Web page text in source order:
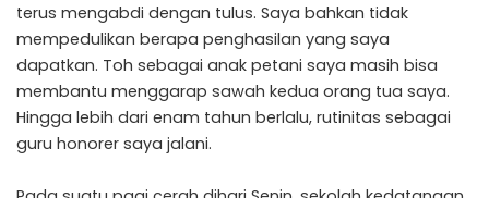
terus mengabdi dengan tulus. Saya bahkan tidak
mempedulikan berapa penghasilan yang saya
dapatkan. Toh sebagai anak petani saya masih bisa
membantu menggarap sawah kedua orang tua saya.
Hingga lebih dari enam tahun berlalu, rutinitas sebagai
guru honorer saya jalani.